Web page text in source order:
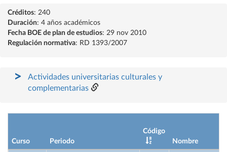
Créditos: 240
Duración: 4 años académicos
Fecha BOE de plan de estudios: 29 nov 2010
Regulación normativa: RD 1393/2007
Actividades universitarias culturales y
complementarias
Curso Periodo
Código
Nombre